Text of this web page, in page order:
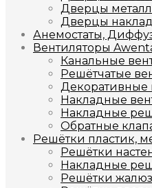
Дверцы металл
Дверцы
Анемостаты,
Вентиляторы
Канальные
Решётчатые
Декоративные
Накладные
Накладные
Обратные
Решётки пластик,
Решётки
Накладные
Решётки